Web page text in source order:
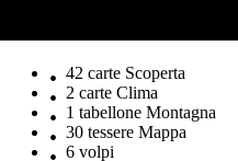
42 carte Scoperta
2 carte Clima
1 tabellone Montagna
30 tessere Mappa
6 volpi